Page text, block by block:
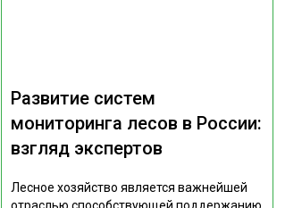
Развитие систем
мониторинга лесов в России:
взгляд экспертов
Лесное хозяйство является важнейшей